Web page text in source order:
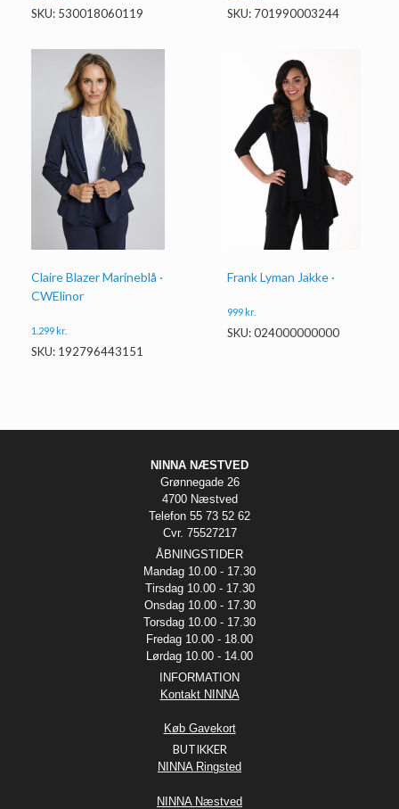
SKU: 530018060119 SKU: 701990003244
Claire Blazer Marineblå ·
CWElinor
1.299 kr.
SKU: 192796443151
Frank Lyman Jakke ·
999kr.
SKU: 024000000000
NINNA NÆSTVED
Grønnegade 26
4700 Næstved
Telefon 55 73 52 62
Cvr. 75527217
ÅBNINGSTIDER
Mandag 10.00 - 17.30
Tirsdag 10.00 - 17.30
Onsdag 10.00 - 17.30
Torsdag 10.00 - 17.30
Fredag 10.00 - 18.00
Lørdag 10.00 - 14.00
INFORMATION
Kontakt NINNA
Køb Gavekort
BUTIKKER
NINNA Ringsted
NINNA Næstved